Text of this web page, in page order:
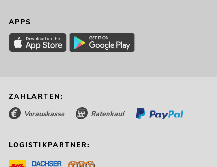
APPS
ZAHLARTEN:
Vorauskasse Ratenkauf
LOGISTIKPARTNER: